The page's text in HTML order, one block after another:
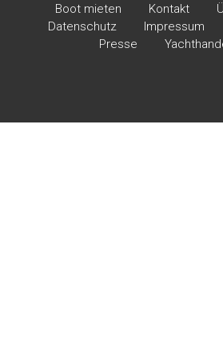
Boot mieten Kontakt
Datenschutz
Impressum
Presse